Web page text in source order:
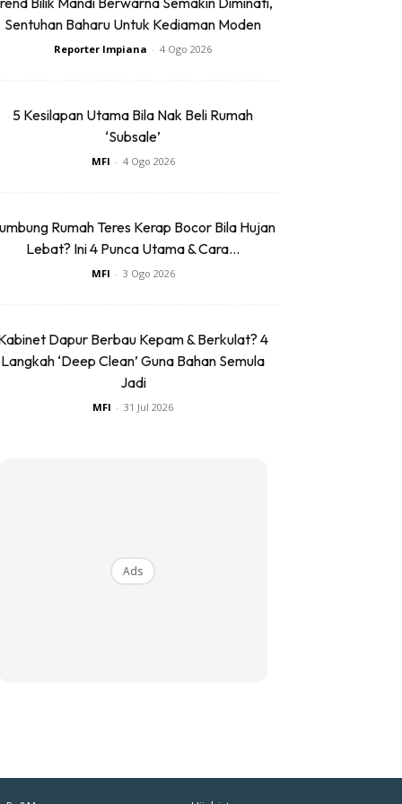
Sentuhan Baharu Untuk Kediaman Moden
Reporter Impiana - 4 Ogo 2026
5 Kesilapan Utama Bila Nak Beli Rumah
‘Subsale’
MFI - 4 Ogo 2026
Rumah Teres Kerap Bocor Bila Hujan
Lebat? Ini 4 Punca Utama & Cara...
MFI - 3 Ogo 2026
Dapur Berbau Kepam & Berkulat? 4
Langkah ‘Deep Clean’ Guna Bahan Semula
Jadi
MFI - 31 Jul 2026
Ads